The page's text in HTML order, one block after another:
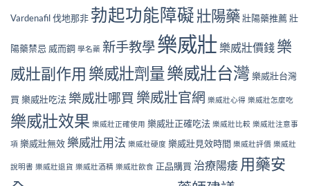
Vardenafil伐地那非 勃起功能障礙壯陽藥壯陽藥推薦壯
陽藥禁忌 威而鋼 學名藥 新手教學樂威壯樂威壯價錢 樂
威壯副作用 樂威壯劑量樂威壯台灣 樂威壯台灣
買 樂威壯吃法 樂威壯哪買 樂威壯官網 樂威壯心得 樂威壯怎麼吃
樂威壯效果 樂威壯正確使用 樂威壯正確吃法 樂威壯比較 樂威壯注意事
項 樂威壯無效樂威壯用法 樂威壯硬度 樂威壯見效時間 樂威壯評價 樂威壯
說明書 樂威壯退貨 樂威壯酒精 樂威壯飲食 正品購買 治療陽痿 用藥安